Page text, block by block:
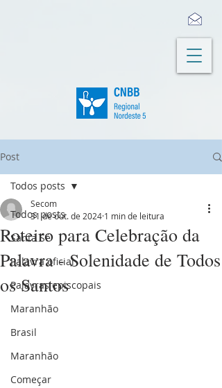
Post
Todos posts
Santa Sé
Palavra oficial
Palavras episcopais
Maranhão
Brasil
Maranhão
Começar
Todos posts
Roteiro para Celebração da
Palavra - Solenidade de Todos
os Santos
Secom
31 de out. de 2024 1 min de leitura